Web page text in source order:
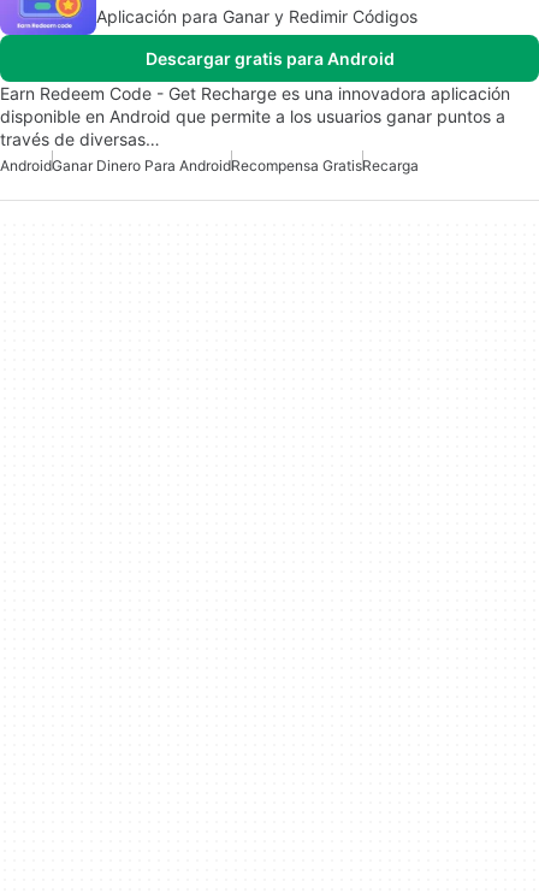
Aplicación para Ganar y Redimir Códigos
Descargar gratis para Android
Earn Redeem Code - Get Recharge es una innovadora aplicación
disponible en Android que permite a los usuarios ganar puntos a
través de diversas…
AndroidGanar Dinero Para AndroidRecompensa GratisRecarga